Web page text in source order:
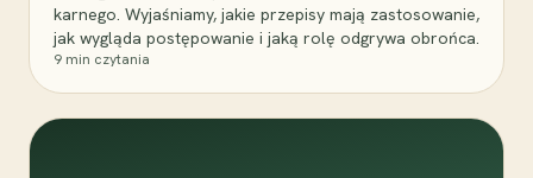
karnego. Wyjaśniamy, jakie przepisy mają zastosowanie,
jak wygląda postępowanie i jaką rolę odgrywa obrońca.
9 min czytania